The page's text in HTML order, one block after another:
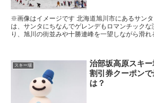
※画像はイメージです 北海道旭川市にあるサンタプレゼントパーク
は、サンタにちなんでゲレンデもロマンチックな
り、旭川の街並みや十勝連峰を一望しながら滑れ
スキー場
治部坂高原スキ
割引券クーポン
は？